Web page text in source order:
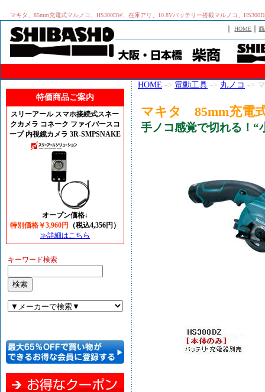
マキタ、85mm充電式マルノコ、HS300DW、在庫アリ、10.8Vバッテリー搭載マルノコ、
｜HOME ｜
特価商品ご案内
スリーアール スマホ接続式スネー
クカメラ コネーク ファイバースコ
ープ 内視鏡カメラ 3R-SMPSNAKE
オープン価格↓
特別価格￥3,960円
（税込4,356円）
≫詳細はこちら
キーワード検索
HOME -> 電動工具 -> 丸ノコ ->
マキタ 85mm充電
手ノコ感覚で切れる！“